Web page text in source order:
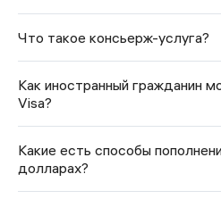
Что такое консьерж-услуга?
Как иностранный гражданин
Visa?
Какие есть способы
долларах?